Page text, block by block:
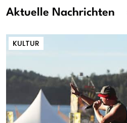
Aktuelle Nachrichten
KULTUR